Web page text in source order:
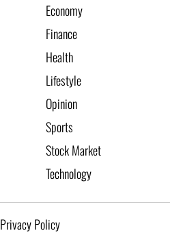
Economy
Finance
Health
Lifestyle
Opinion
Sports
Stock Market
Technology
Privacy Policy